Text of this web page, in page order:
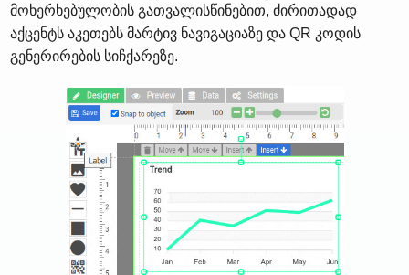
მოხერხებულობის გათვალისწინებით, ძირითადად
აქცენტს აკეთებს მარტივ ნავიგაციაზე და QR კოდის
გენერირების სიჩქარეზე.